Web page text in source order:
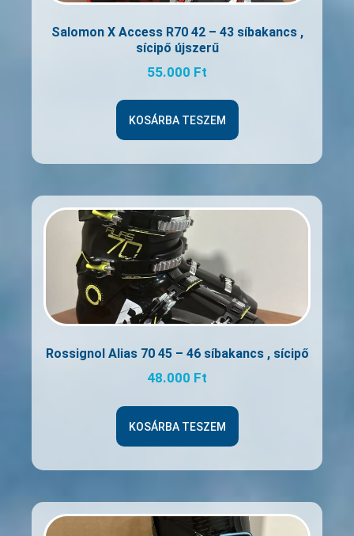
Salomon X Access R70 42 – 43 síbakancs ,
sícipő újszerű
55.000 Ft
KOSÁRBA TESZEM
Rossignol Alias 70 45 – 46 síbakancs , sícipő
48.000 Ft
KOSÁRBA TESZEM